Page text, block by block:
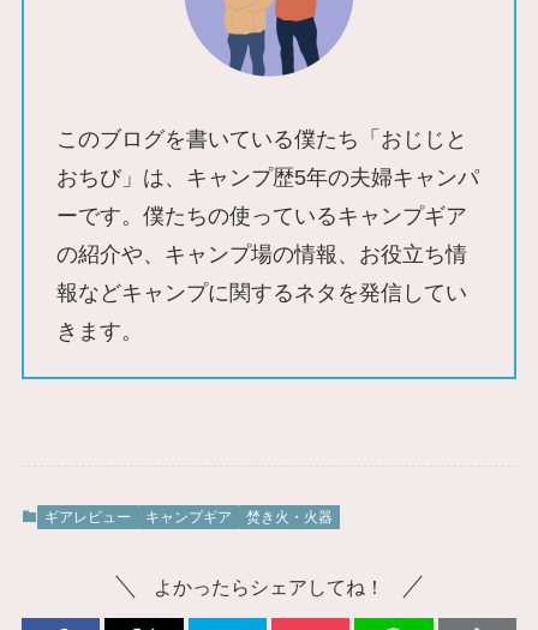
このブログを書いている僕たち「おじじと
おちび」は、キャンプ歴5年の夫婦キャンパ
ーです。僕たちの使っているキャンプギア
の紹介や、キャンプ場の情報、お役立ち情
報などキャンプに関するネタを発信してい
きます。
ギアレビュー キャンプギア 焚き火・火器
よかったらシェアしてね！